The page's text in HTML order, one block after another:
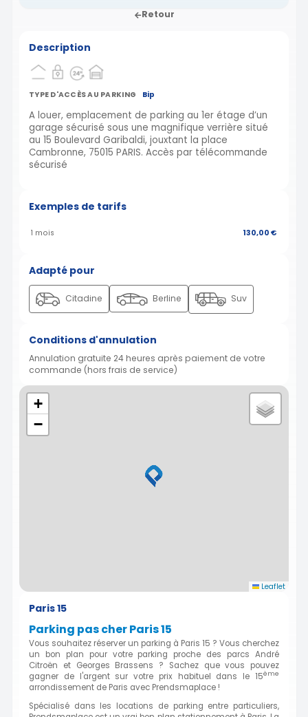
Retour
Description
TYPE D'ACCÈS AU PARKING Bip
A louer, emplacement de parking au 1er étage d’un
garage sécurisé sous une magnifique verrière situé
au 15 Boulevard Garibaldi, jouxtant la place
Cambronne, 75015 PARIS. Accès par télécommande
sécurisé
Exemples de tarifs
1 mois 130,00 €
Adapté pour
Citadine Berline Suv
Conditions d'annulation
Annulation gratuite 24 heures après paiement de votre
commande (hors frais de service)
+
−
Leaflet
Paris 15
Parking pas cher Paris 15
Vous souhaitez réserver un parking à Paris 15 ? Vous cherchez
un bon plan pour votre parking proche des parcs André
Citroën et Georges Brassens ? Sachez que vous pouvez
gagner de l'argent sur votre prix habituel dans le 15ème
arrondissement de Paris avec Prendsmaplace !
Spécialisé dans les locations de parking entre particuliers,